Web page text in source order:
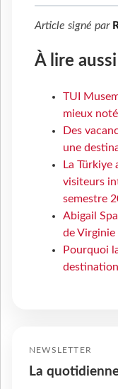
Article signé par
À lire aussi
TUI
mieux
Des
une
La
visiteurs
semestre
Abigail
de Virginie
Pourquoi
NEWSLETTER
La